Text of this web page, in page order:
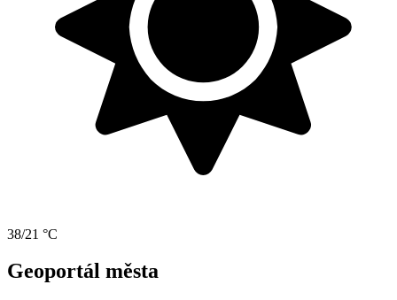
38/21 °C
Geoportál města